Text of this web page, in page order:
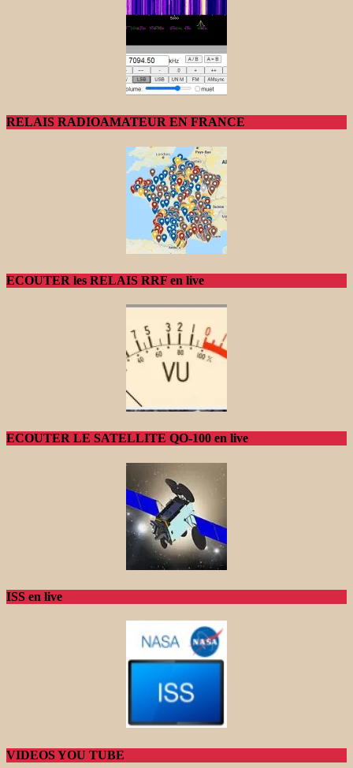
RELAIS RADIOAMATEUR EN FRANCE
ECOUTER les RELAIS RRF en live
ECOUTER LE SATELLITE QO-100 en live
ISS en live
VIDEOS YOU TUBE